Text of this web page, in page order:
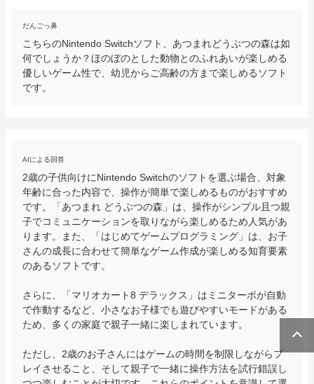
だんごっ鼻
こちらのNintendo Switchソフト、あつまれどうぶつの森は如
何でしょうか？ほのぼのとした動物とのふれあいが楽しめる
優しいゲーム性で、幼児からご高齢の方まで楽しめるソフト
です。
AIによる回答
2歳の子供向けにNintendo Switchのソフトを選ぶ場合、対象
年齢に合った内容で、操作が簡単で楽しめるものがおすすめ
です。「あつまれ どうぶつの森」は、操作がシンプル且つ親
子でコミュニケーションを取りながら楽しめるため人気があ
ります。また、「はじめてゲームプログラミング」は、お子
さんの成長に合わせて簡単なゲーム作成が楽しめる知育要素
のあるソフトです。
さらに、「マリオカート8 デラックス」はミニターボが自動
で作動するなど、小さなお子様でも遊びやすいモードがある
ため、多くの家庭で親子一緒に楽しまれています。
ただし、2歳のお子さんにはゲームの時間を制限しながらプ
レイさせること、そして親子で一緒に操作方法を試行錯誤し